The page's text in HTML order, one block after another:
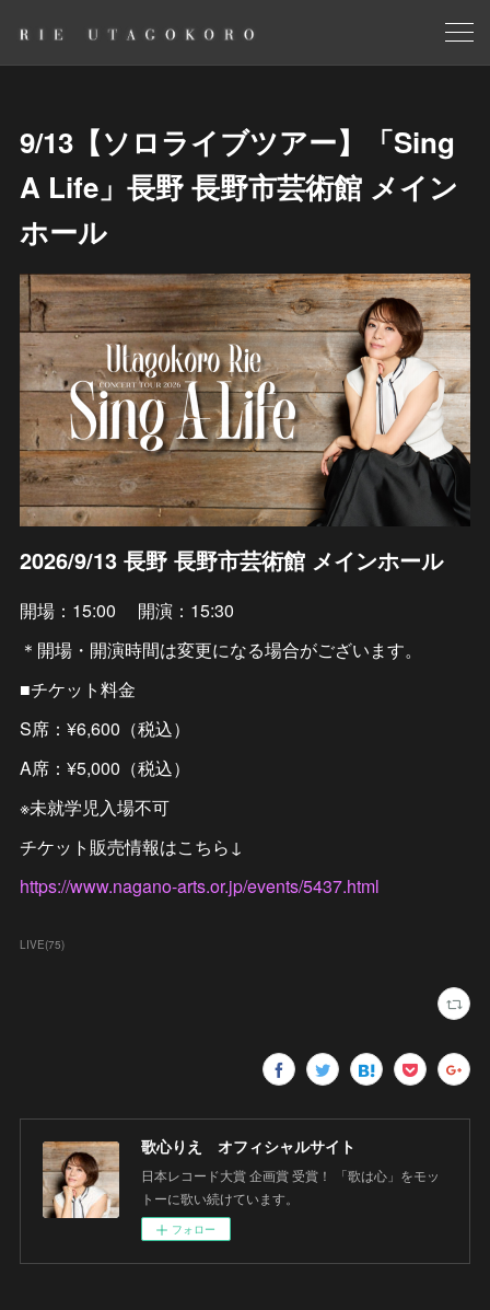
9/13【ソロライブツアー】「Sing
A Life」長野 長野市芸術館 メイン
ホール
2026/9/13 長野 長野市芸術館 メインホール
開場：15:00 開演：15:30
＊開場・開演時間は変更になる場合がございます。
■チケット料金
S席：¥6,600（税込）
A席：¥5,000（税込）
※未就学児入場不可
チケット販売情報はこちら↓
https://www.nagano-arts.or.jp/events/5437.html
LIVE(75)
歌心りえ オフィシャルサイト
日本レコード大賞 企画賞 受賞！ 「歌は心」をモッ
トーに歌い続けています。
フォロー